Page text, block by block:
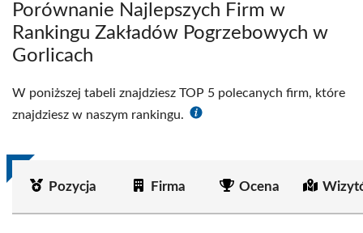
Porównanie Najlepszych Firm w
Rankingu Zakładów Pogrzebowych w
Gorlicach
W poniższej tabeli znajdziesz TOP 5 polecanych firm, które
znajdziesz w naszym rankingu.
Pozycja Firma Ocena